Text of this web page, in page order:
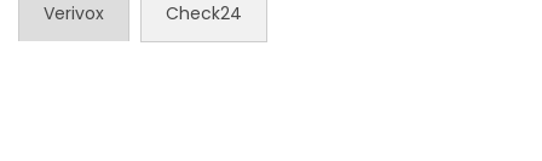
Verivox Check24